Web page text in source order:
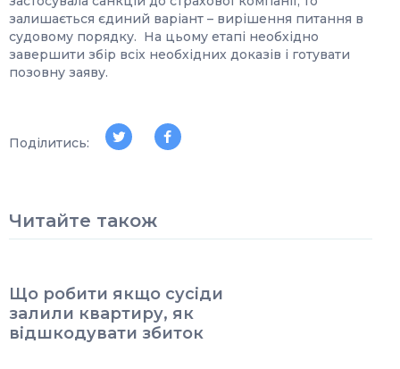
залишається єдиний варіант – вирішення питання в
судовому порядку. На цьому етапі необхідно
завершити збір всіх необхідних доказів і готувати
позовну заяву.
Поділитись:
Читайте також
Що робити якщо сусіди
залили квартиру, як
відшкодувати збиток